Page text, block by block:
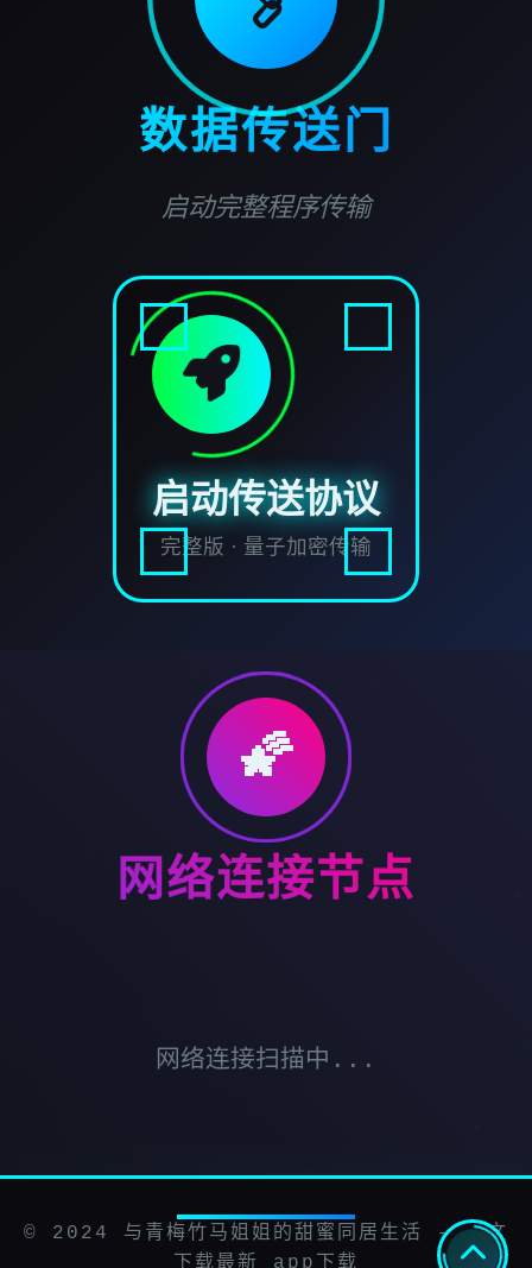
数据传送门
启动完整程序传输
启动传送协议
完整版 · 量子加密传输
🌠
网络连接节点
网络连接扫描中...
© 2024 与青梅竹马姐姐的甜蜜同居生活 - 中文
下载最新 app下载